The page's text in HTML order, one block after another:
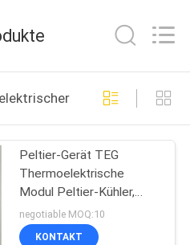
56
Generator
Peltier-Gerät TEG
Thermoelektrische
Modul Peltier-Kühler,
Thermoelektrische
Generatoren
negotiable MOQ:10
KONTAKT